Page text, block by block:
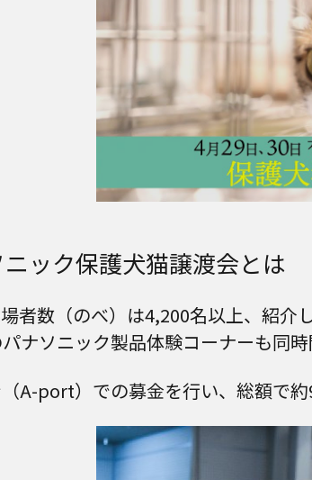
ック保護犬猫譲渡会とは
者数（のべ）は4,200名以上、紹
ナソニック製品体験コーナーも同
A-port）での募金を行い、総額で